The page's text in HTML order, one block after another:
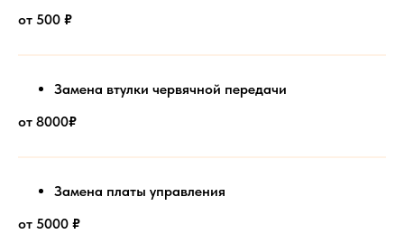
от 500 ₽
Замена втулки червячной передачи
от 8000₽
Замена платы управления
от 5000 ₽